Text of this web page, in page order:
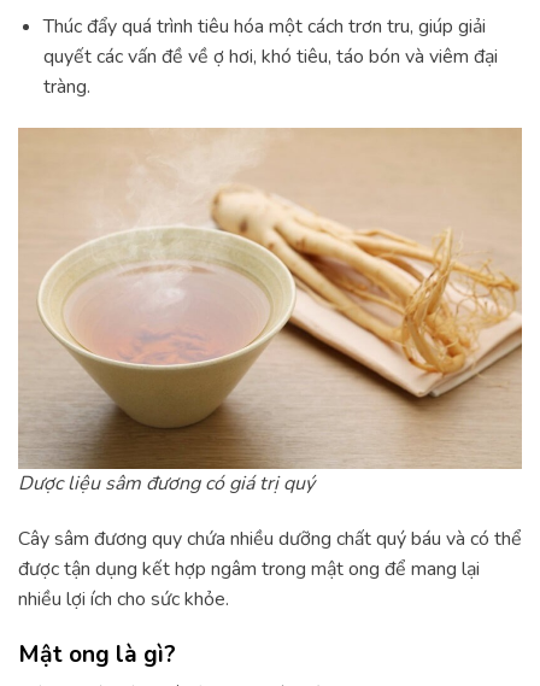
Thúc đẩy quá trình tiêu hóa một cách trơn tru, giúp giải
quyết các vấn đề về ợ hơi, khó tiêu, táo bón và viêm đại
tràng.
Dược liệu sâm đương có giá trị quý
Cây sâm đương quy chứa nhiều dưỡng chất quý báu và có thể
được tận dụng kết hợp ngâm trong mật ong để mang lại
nhiều lợi ích cho sức khỏe.
Mật ong là gì?